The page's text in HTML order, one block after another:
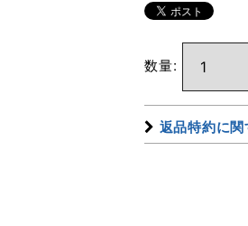
数量:
返品特約に